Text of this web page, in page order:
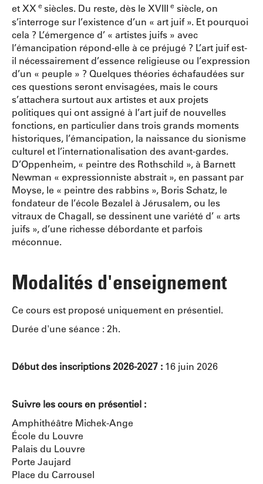
et XX e siècles. Du reste, dès le XVIII e siècle, on
s’interroge sur l’existence d’un « art juif ». Et pourquoi
cela ? L’émergence d’ « artistes juifs » avec
l’émancipation répond-elle à ce préjugé ? L’art juif est-
il nécessairement d’essence religieuse ou l’expression
d’un « peuple » ? Quelques théories échafaudées sur
ces questions seront envisagées, mais le cours
s’attachera surtout aux artistes et aux projets
politiques qui ont assigné à l’art juif de nouvelles
fonctions, en particulier dans trois grands moments
historiques, l’émancipation, la naissance du sionisme
culturel et l’internationalisation des avant-gardes.
D’Oppenheim, « peintre des Rothschild », à Barnett
Newman « expressionniste abstrait », en passant par
Moyse, le « peintre des rabbins », Boris Schatz, le
fondateur de l’école Bezalel à Jérusalem, ou les
vitraux de Chagall, se dessinent une variété d’ « arts
juifs », d’une richesse débordante et parfois
méconnue.
Modalités d'enseignement
Ce cours est proposé uniquement en présentiel.
Durée d'une séance : 2h.
Début des inscriptions 2026-2027 : 16 juin 2026
Suivre les cours en présentiel :
Amphithéâtre Michek-Ange
École du Louvre
Palais du Louvre
Porte Jaujard
Place du Carrousel